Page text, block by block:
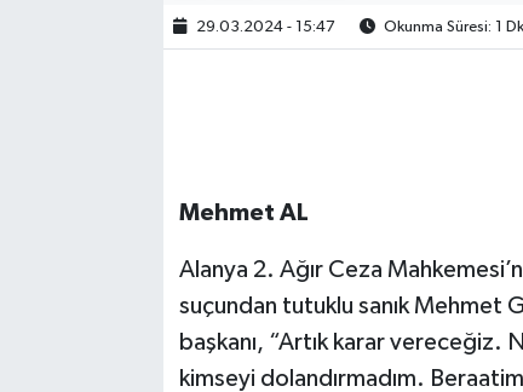
29.03.2024 - 15:47 Okunma Süresi: 1 Dk
Mehmet AL
Alanya 2. Ağır Ceza
suçundan tutuklu sanık Mehmet
başkanı, “Artık karar
kimseyi dolandırmadım.